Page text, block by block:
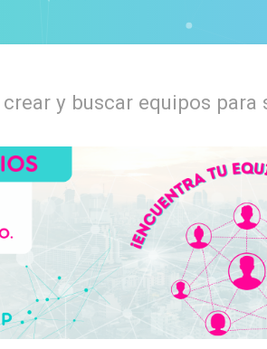
y buscar equipos para